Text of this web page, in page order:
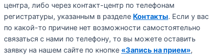
центра, либо через контакт-центр по телефонам
регистратуры, указанным в разделе Контакты. Если у вас
по какой-то причине нет возможности самостоятельно
связаться с нами по телефону, то вы можете оставить
заявку на нашем сайте по кнопке «Запись на прием»,